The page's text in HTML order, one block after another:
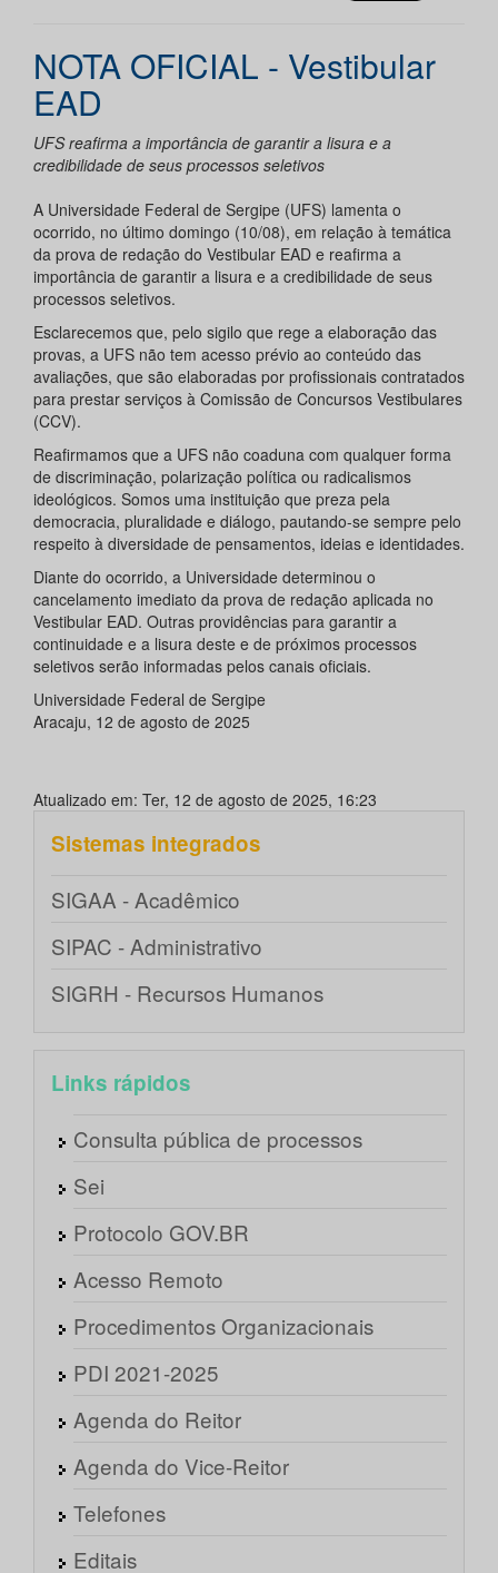
NOTA OFICIAL - Vestibular
EAD
UFS reafirma a importância de garantir a lisura e a
credibilidade de seus processos seletivos
A Universidade Federal de Sergipe (UFS) lamenta o
ocorrido, no último domingo (10/08), em relação à temática
da prova de redação do Vestibular EAD e reafirma a
importância de garantir a lisura e a credibilidade de seus
processos seletivos.
Esclarecemos que, pelo sigilo que rege a elaboração das
provas, a UFS não tem acesso prévio ao conteúdo das
avaliações, que são elaboradas por profissionais contratados
para prestar serviços à Comissão de Concursos Vestibulares
(CCV).
Reafirmamos que a UFS não coaduna com qualquer forma
de discriminação, polarização política ou radicalismos
ideológicos. Somos uma instituição que preza pela
democracia, pluralidade e diálogo, pautando-se sempre pelo
respeito à diversidade de pensamentos, ideias e identidades.
Diante do ocorrido, a Universidade determinou o
cancelamento imediato da prova de redação aplicada no
Vestibular EAD. Outras providências para garantir a
continuidade e a lisura deste e de próximos processos
seletivos serão informadas pelos canais oficiais.
Universidade Federal de Sergipe
Aracaju, 12 de agosto de 2025
Atualizado em: Ter, 12 de agosto de 2025, 16:23
Sistemas integrados
SIGAA - Acadêmico
SIPAC - Administrativo
SIGRH - Recursos Humanos
Links rápidos
Consulta pública de processos
Sei
Protocolo GOV.BR
Acesso Remoto
Procedimentos Organizacionais
PDI 2021-2025
Agenda do Reitor
Agenda do Vice-Reitor
Telefones
Editais